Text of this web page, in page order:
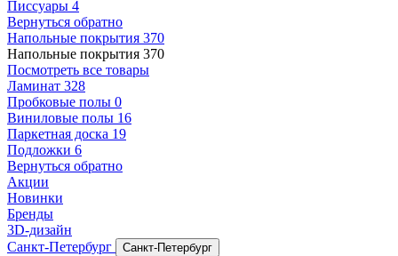
Писсуары 4
Вернуться обратно
Напольные покрытия 370
Напольные покрытия 370
Посмотреть все товары
Ламинат 328
Пробковые полы 0
Виниловые полы 16
Паркетная доска 19
Подложки 6
Вернуться обратно
Акции
Новинки
Бренды
3D-дизайн
Санкт-Петербург
Санкт-Петербург